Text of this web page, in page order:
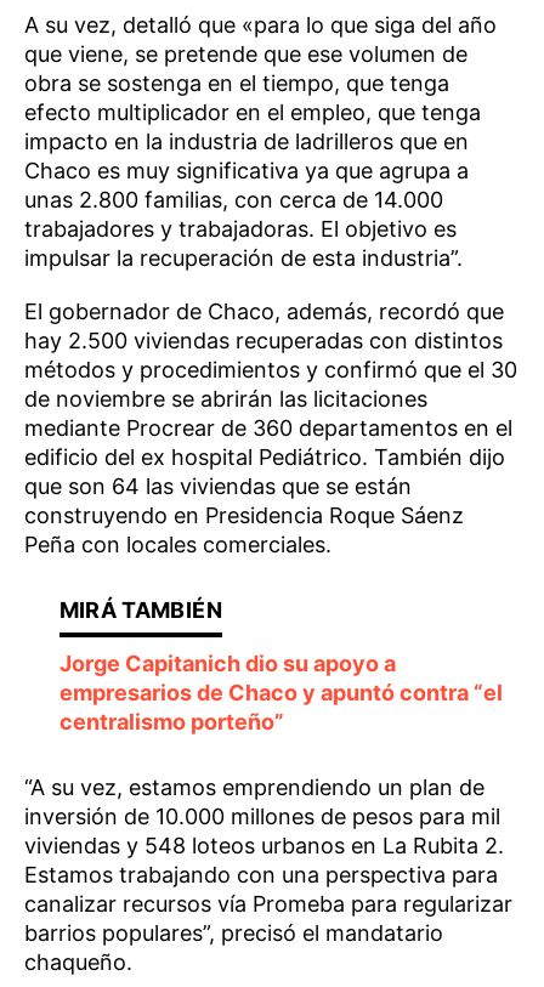
A su vez, detalló que «para lo que siga del año
que viene, se pretende que ese volumen de
obra se sostenga en el tiempo, que tenga
efecto multiplicador en el empleo, que tenga
impacto en la industria de ladrilleros que en
Chaco es muy significativa ya que agrupa a
unas 2.800 familias, con cerca de 14.000
trabajadores y trabajadoras. El objetivo es
impulsar la recuperación de esta industria”.
El gobernador de Chaco, además, recordó que
hay 2.500 viviendas recuperadas con distintos
métodos y procedimientos y confirmó que el 30
de noviembre se abrirán las licitaciones
mediante Procrear de 360 departamentos en el
edificio del ex hospital Pediátrico. También dijo
que son 64 las viviendas que se están
construyendo en Presidencia Roque Sáenz
Peña con locales comerciales.
Jorge Capitanich dio su apoyo a
empresarios de Chaco y apuntó contra “el
centralismo porteño”
“A su vez, estamos emprendiendo un plan de
inversión de 10.000 millones de pesos para mil
viviendas y 548 loteos urbanos en La Rubita 2.
Estamos trabajando con una perspectiva para
canalizar recursos vía Promeba para regularizar
barrios populares”, precisó el mandatario
chaqueño.